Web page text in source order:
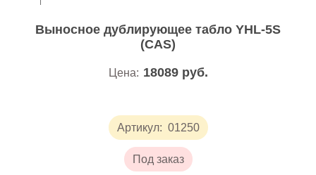
Выносное дублирующее табло YHL-5S
(CAS)
Артикул: 01250
Под заказ
Цена: 18089 руб.